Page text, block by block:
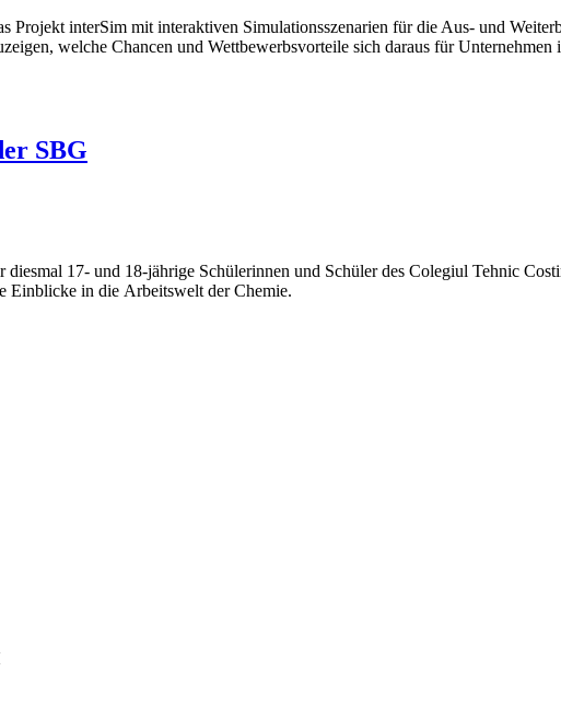
Projekt interSim mit interaktiven Simulationsszenarien für die Aus- und
welche Chancen und Wettbewerbsvorteile sich daraus für Unternehmen
SBG
17- und 18-jährige Schülerinnen und Schüler des Colegiul Tehnic
Einblicke in die Arbeitswelt der Chemie.